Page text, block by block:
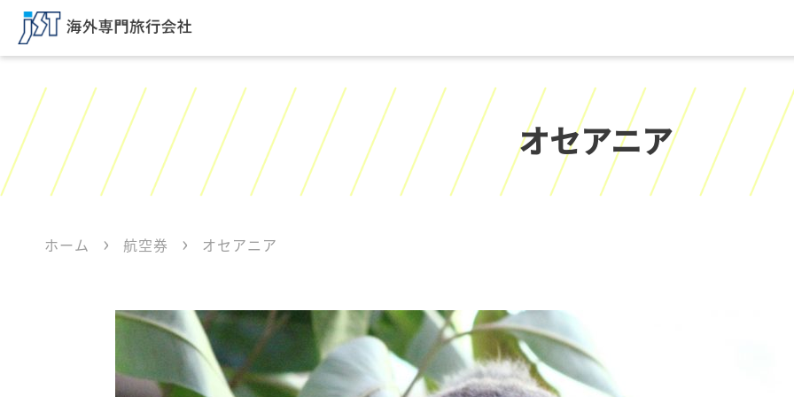
オセアニア
ホーム 航空券 オセアニア